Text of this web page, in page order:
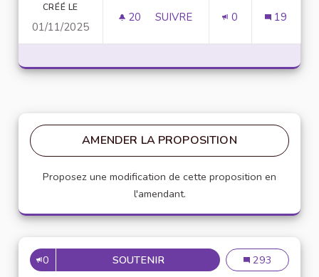
CRÉÉ LE
01/11/2025
20 20 ABONNÉS
SUIVRE 0 19
AMENDER LA PROPOSITION
Proposez une modification de cette proposition en
l'amendant.
0 SOUTENIRMISE EN PLACE DEMise en place
293